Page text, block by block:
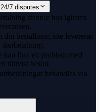
7 disputes
stannar hos igitems
din beställning inte levereras
kan lösa ett problem med
rättvist beslut.
behandlas via